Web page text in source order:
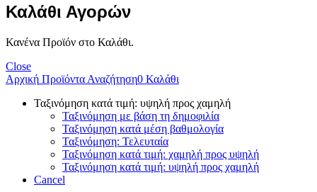
Καλάθι Αγορών
Κανένα Προϊόν στο Καλάθι.
Close
Αρχική Προϊόντα Αναζήτηση0 Καλάθι
Ταξινόμηση κατά τιμή: υψηλή προς χαμηλή
Ταξινόμηση με βάση τη δημοφιλία
Ταξινόμηση κατά μέση βαθμολογία
Ταξινόμηση: Τελευταία
Ταξινόμηση κατά τιμή: χαμηλή προς υψηλή
Ταξινόμηση κατά τιμή: υψηλή προς χαμηλή
Cancel